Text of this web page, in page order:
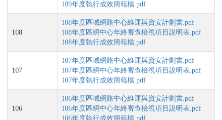
109年度執行成效簡報檔.pdf
108
108年度區域網路中心維運與資安計劃書.pdf
108年度區網中心年終審查檢視項目說明表.pdf
108年度執行成效簡報檔.pdf
107
107年度區域網路中心維運與資安計劃書.pdf
107年度區網中心年終審查檢視項目說明表.pdf
107年度執行成效簡報檔.pdf
106
106年度區域網路中心維運與資安計劃書.pdf
106年度區網中心年終審查檢視項目說明表.pdf
106年度執行成效簡報檔.pdf